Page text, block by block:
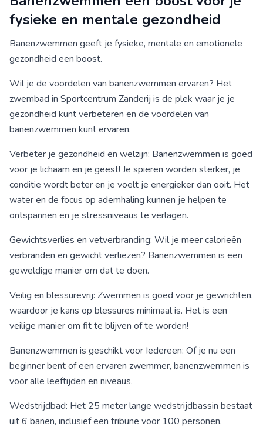
fysieke en mentale gezondheid
Banenzwemmen geeft je fysieke, mentale en emotionele
gezondheid een boost.
Wil je de voordelen van banenzwemmen ervaren? Het
zwembad in Sportcentrum Zanderij is de plek waar je je
gezondheid kunt verbeteren en de voordelen van
banenzwemmen kunt ervaren.
Verbeter je gezondheid en welzijn: Banenzwemmen is goed
voor je lichaam en je geest! Je spieren worden sterker, je
conditie wordt beter en je voelt je energieker dan ooit. Het
water en de focus op ademhaling kunnen je helpen te
ontspannen en je stressniveaus te verlagen.
Gewichtsverlies en vetverbranding: Wil je meer calorieën
verbranden en gewicht verliezen? Banenzwemmen is een
geweldige manier om dat te doen.
Veilig en blessurevrij: Zwemmen is goed voor je gewrichten,
waardoor je kans op blessures minimaal is. Het is een
veilige manier om fit te blijven of te worden!
Banenzwemmen is geschikt voor Iedereen: Of je nu een
beginner bent of een ervaren zwemmer, banenzwemmen is
voor alle leeftijden en niveaus.
Wedstrijdbad: Het 25 meter lange wedstrijdbassin bestaat
uit 6 banen, inclusief een tribune voor 100 personen.